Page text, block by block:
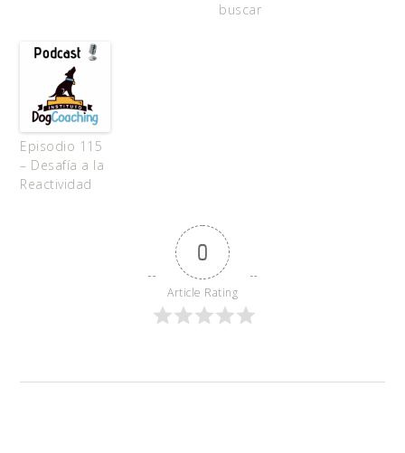
buscar
Episodio 115
– Desafía a la
Reactividad
0
Article Rating